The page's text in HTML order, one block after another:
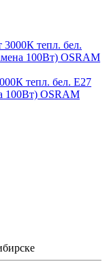
тепл. бел. E27
100Вт) OSRAM